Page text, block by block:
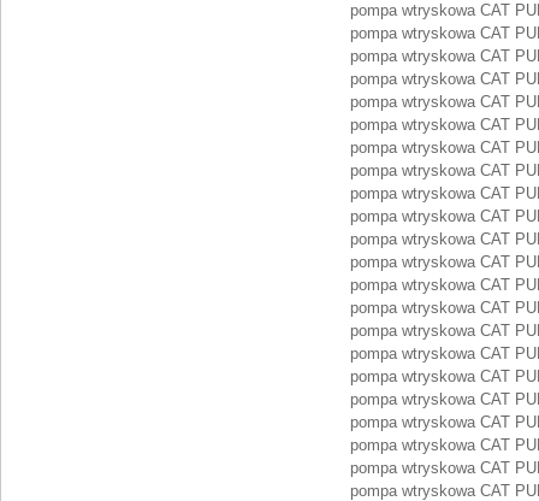
pompa wtryskowa CAT
pompa wtryskowa CAT
pompa wtryskowa CAT
pompa wtryskowa CAT
pompa wtryskowa CAT
pompa wtryskowa CAT
pompa wtryskowa CAT
pompa wtryskowa CAT
pompa wtryskowa CAT
pompa wtryskowa CAT
pompa wtryskowa CAT
pompa wtryskowa CAT
pompa wtryskowa CAT
pompa wtryskowa CAT
pompa wtryskowa CAT
pompa wtryskowa CAT
pompa wtryskowa CAT
pompa wtryskowa CAT
pompa wtryskowa CAT
pompa wtryskowa CAT
pompa wtryskowa CAT
pompa wtryskowa CAT